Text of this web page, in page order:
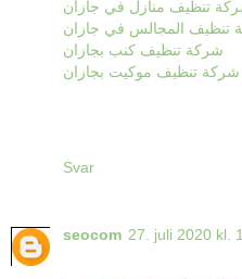
تنظيف منازل في جازان
تنظيف المجالس في جازان
شركة تنظيف كنب بجازان
شركة تنظيف موكيت بجازان
Svar
seocom 27. juli 2020 kl.